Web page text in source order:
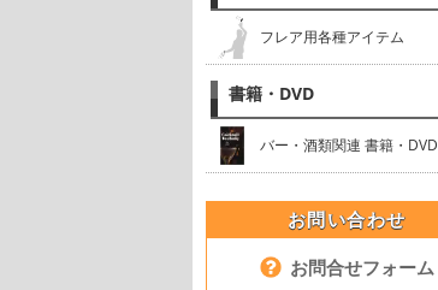
フレア用各種アイテム
書籍・DVD
バー・酒類関連 書籍・DVD
お問い合わせ
お問合せフォーム